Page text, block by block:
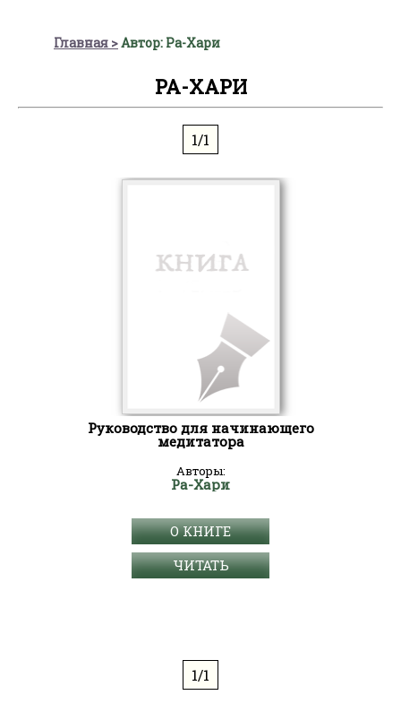
Главная Автор: Ра-Хари
РА-ХАРИ
1/1
Руководство для начинающего
медитатора
Авторы:
Ра-Хари
О КНИГЕ
ЧИТАТЬ
1/1